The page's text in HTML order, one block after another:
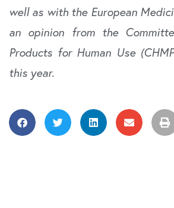
well as with the European
an opinion from the
Products for Human Use
this year.